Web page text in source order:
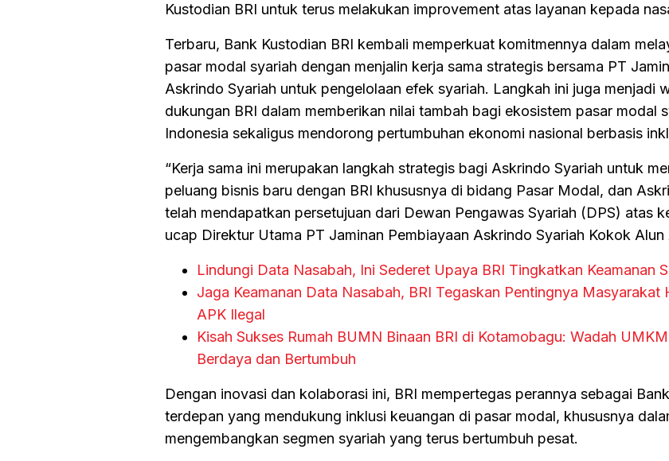
Kustodian BRI untuk terus melakukan improvement atas layanan kepada
Terbaru, Bank Kustodian BRI kembali memperkuat komitmennya dalam
pasar modal syariah dengan menjalin kerja sama strategis bersama PT
Askrindo Syariah untuk pengelolaan efek syariah. Langkah ini juga menjadi
dukungan BRI dalam memberikan nilai tambah bagi ekosistem pasar modal
Indonesia sekaligus mendorong pertumbuhan ekonomi nasional berbasis
“Kerja sama ini merupakan langkah strategis bagi Askrindo Syariah untuk
peluang bisnis baru dengan BRI khususnya di bidang Pasar Modal, dan
telah mendapatkan persetujuan dari Dewan Pengawas Syariah (DPS) atas
ucap Direktur Utama PT Jaminan Pembiayaan Askrindo Syariah Kokok Alun
Lindungi Data Nasabah, Ini Sederet Upaya BRI Tingkatkan Keamanan
Jaga Keamanan Data Nasabah, BRI Tegaskan Pentingnya Masyarakat
APK Ilegal
Kisah Sukses Rumah BUMN Binaan BRI di Kotamobagu: Wadah
Berdaya dan Bertumbuh
Dengan inovasi dan kolaborasi ini, BRI mempertegas perannya sebagai
terdepan yang mendukung inklusi keuangan di pasar modal, khususnya
mengembangkan segmen syariah yang terus bertumbuh pesat.